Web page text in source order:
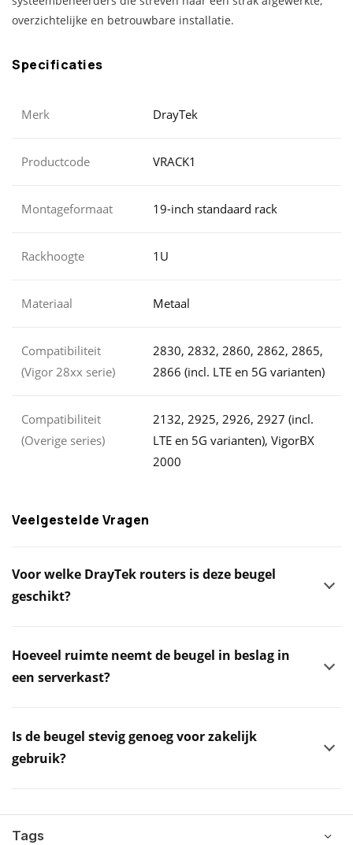
overzichtelijke en betrouwbare installatie.
Specificaties
Merk DrayTek
Productcode VRACK1
Montageformaat 19-inch standaard rack
Rackhoogte 1U
Materiaal Metaal
Compatibiliteit
(Vigor 28xx serie)
2830, 2832, 2860, 2862, 2865,
2866 (incl. LTE en 5G varianten)
Compatibiliteit
(Overige series)
2132, 2925, 2926, 2927 (incl.
LTE en 5G varianten), VigorBX
2000
Veelgestelde Vragen
Voor welke DrayTek routers is deze beugel
geschikt?
Hoeveel ruimte neemt de beugel in beslag in
een serverkast?
Is de beugel stevig genoeg voor zakelijk
gebruik?
Tags